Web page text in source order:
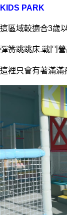
KIDS PARK
這區域較適合3歲
彈簧跳跳床.戰鬥
這裡只會有著滿滿